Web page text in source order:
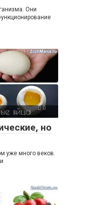
Они
0
но
уже много веков.